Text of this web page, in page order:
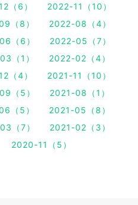
（6）
2022-11（10）
（8）
2022-08（4）
（6）
2022-05（7）
（1）
2022-02（4）
（4）
2021-11（10）
（5）
2021-08（1）
（5）
2021-05（8）
（7）
2021-02（3）
2020-11（5）